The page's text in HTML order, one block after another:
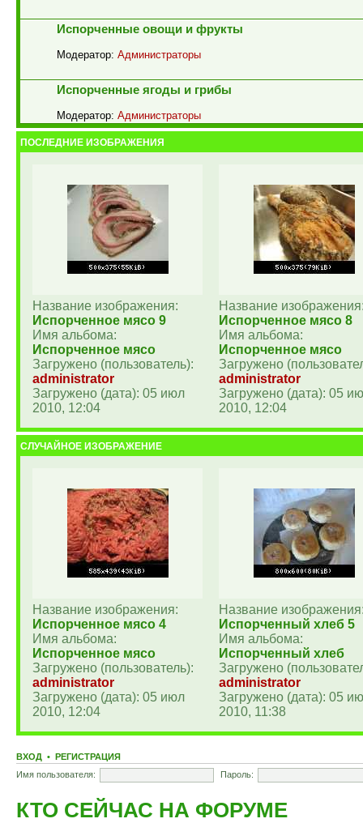
Испорченные овощи и фрукты
Модератор: Администраторы
Испорченные ягоды и грибы
Модератор: Администраторы
ПОСЛЕДНИЕ ИЗОБРАЖЕНИЯ
Название изображения:
Испорченное мясо 9
Имя альбома:
Испорченное мясо
Загружено (пользователь):
administrator
Загружено (дата): 05 июл
2010, 12:04
Название
Испорченное мясо 8
Имя альбома:
Испорченное мясо
Загружено
administrator
Загружено (дата): 05
2010, 12:04
СЛУЧАЙНОЕ ИЗОБРАЖЕНИЕ
Название изображения:
Испорченное мясо 4
Имя альбома:
Испорченное мясо
Загружено (пользователь):
administrator
Загружено (дата): 05 июл
2010, 12:04
Название
Испорченный хлеб 5
Имя альбома:
Испорченный хлеб
Загружено
administrator
Загружено (дата): 05
2010, 11:38
ВХОД •
РЕГИСТРАЦИЯ
Имя пользователя:
Пароль:
КТО СЕЙЧАС НА ФОРУМЕ